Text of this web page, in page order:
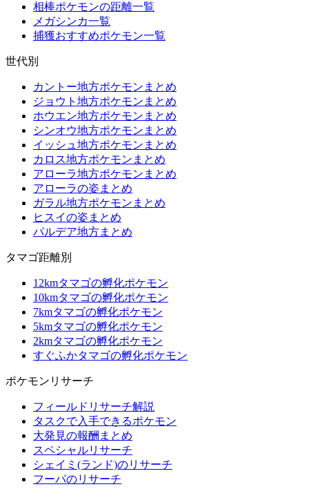
相棒ポケモンの距離一覧
メガシンカ一覧
捕獲おすすめポケモン一覧
世代別
カントー地方ポケモンまとめ
ジョウト地方ポケモンまとめ
ホウエン地方ポケモンまとめ
シンオウ地方ポケモンまとめ
イッシュ地方ポケモンまとめ
カロス地方ポケモンまとめ
アローラ地方ポケモンまとめ
アローラの姿まとめ
ガラル地方ポケモンまとめ
ヒスイの姿まとめ
パルデア地方まとめ
タマゴ距離別
12kmタマゴの孵化ポケモン
10kmタマゴの孵化ポケモン
7kmタマゴの孵化ポケモン
5kmタマゴの孵化ポケモン
2kmタマゴの孵化ポケモン
すぐふかタマゴの孵化ポケモン
ポケモンリサーチ
フィールドリサーチ解説
タスクで入手できるポケモン
大発見の報酬まとめ
スペシャルリサーチ
シェイミ(ランド)のリサーチ
フーパのリサーチ